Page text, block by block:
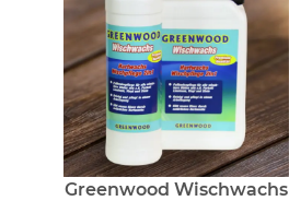
Greenwood Wischwachs